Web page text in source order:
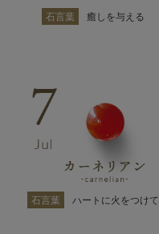
石言葉 癒しを与える
石言葉 ハートに火をつけて